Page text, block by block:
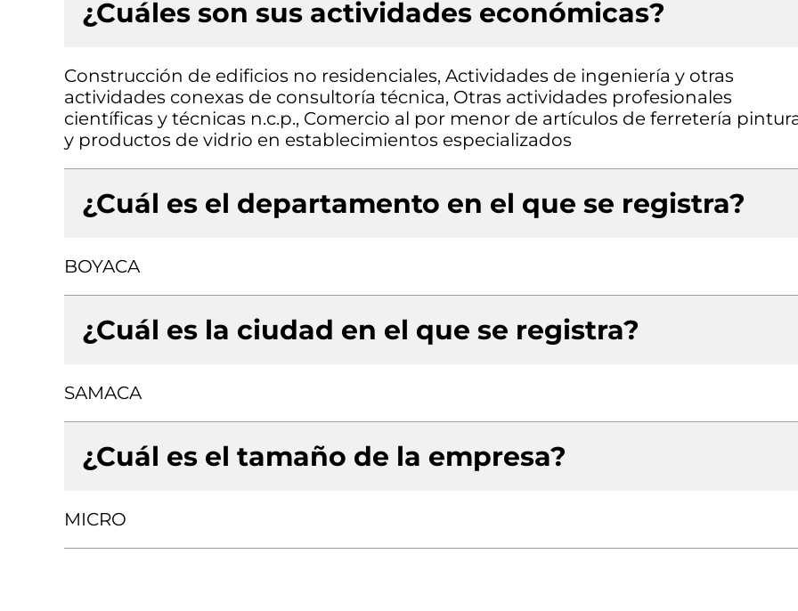
¿Cuáles son sus actividades económicas?
Construcción de edificios no residenciales, Actividades de ingeniería y otras
actividades conexas de consultoría técnica, Otras actividades profesionales
científicas y técnicas n.c.p., Comercio al por menor de artículos de ferretería
y productos de vidrio en establecimientos especializados
¿Cuál es el departamento en el que se registra?
BOYACA
¿Cuál es la ciudad en el que se registra?
SAMACA
¿Cuál es el tamaño de la empresa?
MICRO